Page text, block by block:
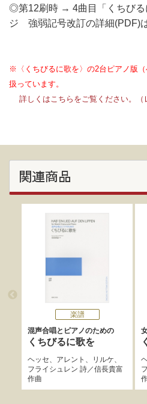
◎第12刷時 → 4曲目「くちびる
ジ 強弱記号改訂の詳細(PDF)
※〈くちびるに歌を〉の2台ピアノ版
扱っています。
詳しくはこちらをご覧ください。（
関連商品
楽譜
混声合唱とピアノのための
くちびるに歌を
ヘッセ、 アレント 、 リルケ、
フライシュレン 詩／信長貴富
作曲